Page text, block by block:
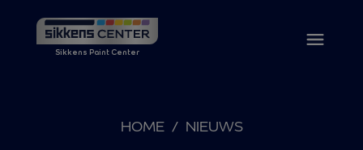
Sikkens Paint Center
HOME / NIEUWS